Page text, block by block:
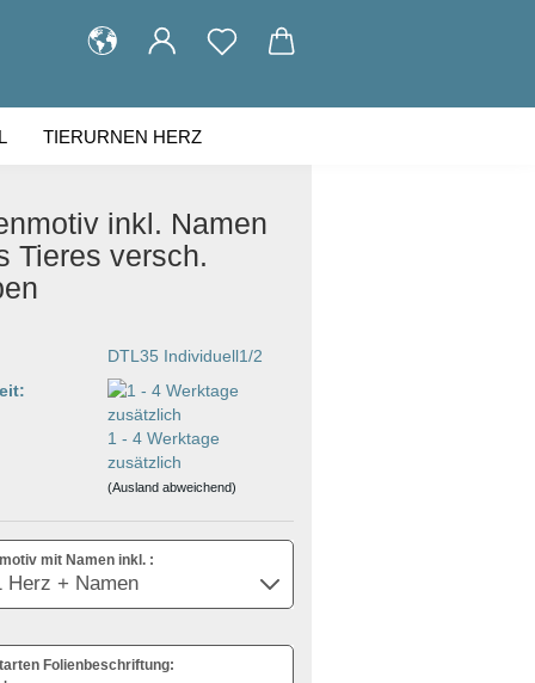
TIERURNEN HERZ
inkl. Namen
Tieres versch.
DTL35 Individuell1/2
1 - 4 Werktage
zusätzlich
(Ausland abweichend)
mit Namen inkl. :
Folienbeschriftung: